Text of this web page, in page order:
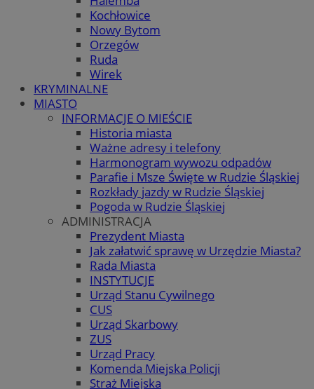
Kochłowice
Nowy Bytom
Orzegów
Ruda
Wirek
KRYMINALNE
MIASTO
INFORMACJE O MIEŚCIE
Historia miasta
Ważne adresy i telefony
Harmonogram wywozu odpadów
Parafie i Msze Święte w Rudzie Śląskiej
Rozkłady jazdy w Rudzie Śląskiej
Pogoda w Rudzie Śląskiej
ADMINISTRACJA
Prezydent Miasta
Jak załatwić sprawę w Urzędzie Miasta?
Rada Miasta
INSTYTUCJE
Urząd Stanu Cywilnego
CUS
Urząd Skarbowy
ZUS
Urząd Pracy
Komenda Miejska Policji
Straż Miejska